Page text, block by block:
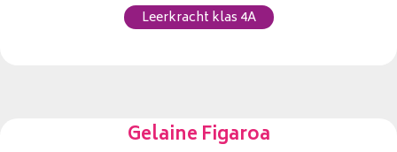
Leerkracht klas 4A
Gelaine Figaroa